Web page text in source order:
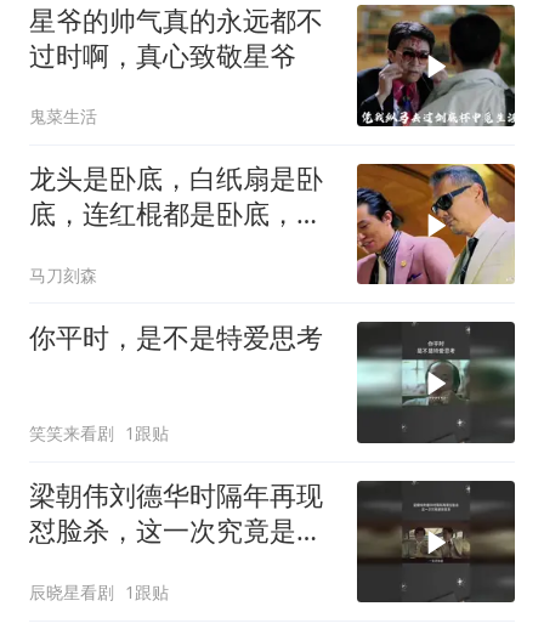
星爷的帅气真的永远都不
过时啊，真心致敬星爷
鬼菜生活
龙头是卧底，白纸扇是卧
底，连红棍都是卧底，只
马刀刻森
你平时，是不是特爱思考
笑笑来看剧 1跟贴
梁朝伟刘德华时隔年再现
怼脸杀，这一次究竟是敌
辰晓星看剧 1跟贴